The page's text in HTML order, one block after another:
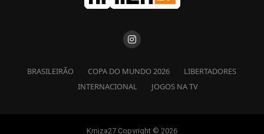
BRASILEIRÃO COPA DO MUNDO 2026
LIBERTADORES
INTERNACIONAL
JOGOS NA TV
Kmiza27 Copyright © 2026